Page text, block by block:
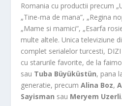
Romania cu productii precum
„Tine-ma de mana”, „Regina
„Mame si mamici”, „Esarfa
multe altele. Unica televiziune
complet serialelor turcesti,
cu starurile favorite, de la
sau Tuba Büyüküstün, pana
generatie, precumAlina Boz,
Sayisman sau Meryem Uzerli.